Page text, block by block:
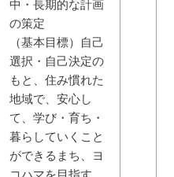
中・長期的な計画
の策定
（基本目標）自己
選択・自己決定の
もと、住み慣れた
地域で、安心し
て、学び・育ち・
暮らしていくこと
ができるまち、ヨ